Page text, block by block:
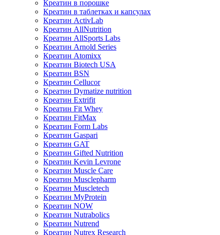
Креатин в порошке
Креатин в таблетках и капсулах
Креатин ActivLab
Креатин AllNutrition
Креатин AllSports Labs
Креатин Arnold Series
Креатин Atomixx
Креатин Biotech USA
Креатин BSN
Креатин Cellucor
Креатин Dymatize nutrition
Креатин Extrifit
Креатин Fit Whey
Креатин FitMax
Креатин Form Labs
Креатин Gaspari
Креатин GAT
Креатин Gifted Nutrition
Креатин Kevin Levrone
Креатин Muscle Care
Креатин Musclepharm
Креатин Muscletech
Креатин MyProtein
Креатин NOW
Креатин Nutrabolics
Креатин Nutrend
Креатин Nutrex Research